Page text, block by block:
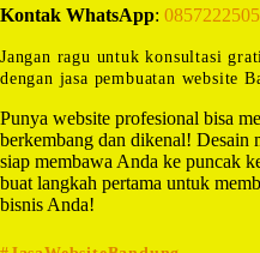
Kontak WhatsApp:
Jangan ragu untuk konsultasi
dengan jasa pembuatan website
Punya website profesional bisa
berkembang dan dikenal!
siap membawa Anda ke puncak
buat langkah pertama untuk
bisnis Anda!